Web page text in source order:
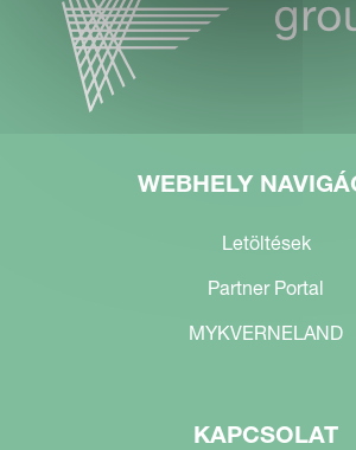
WEBHELY
Letöltések
Partner Portal
MYKVERNELAND
KAPCSOLAT